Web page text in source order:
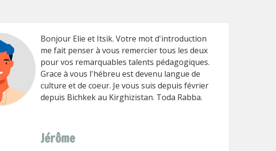
Bonjour Elie et Itsik. Votre mot d'introduction
me fait penser à vous remercier tous les deux
pour vos remarquables talents pédagogiques.
Grace à vous l'hébreu est devenu langue de
culture et de coeur. Je vous suis depuis février
depuis Bichkek au Kirghizistan. Toda Rabba.
Jérôme